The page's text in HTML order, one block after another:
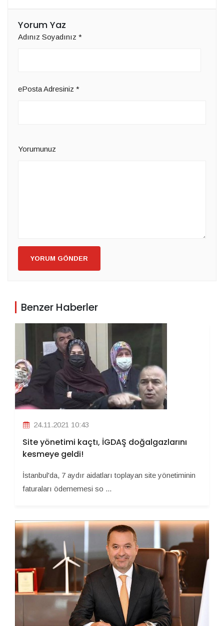
Yorum Yaz
Adınız Soyadınız *
ePosta Adresiniz *
Yorumunuz
YORUM GÖNDER
Benzer Haberler
24.11.2021 10:43
Site yönetimi kaçtı, İGDAŞ doğalgazlarını
kesmeye geldi!
İstanbul'da, 7 aydır aidatları toplayan site yönetiminin
faturaları ödememesi so ...